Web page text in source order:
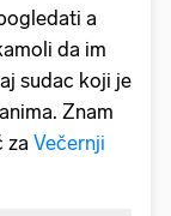
a
da im
sudac koji je
Znam
za Večernji